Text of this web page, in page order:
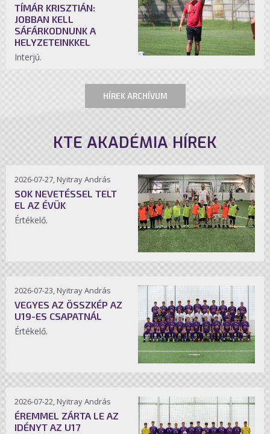
TÍMÁR KRISZTIÁN:
JOBBAN KELL
SÁFÁRKODNUNK A
HELYZETEINKKEL
Interjú.
HÍREK ARCHÍVUM
KTE AKADÉMIA HÍREK
2026-07-27, Nyitray András
SOK NEVETÉSSEL TELT
EL AZ ÉVÜK
Értékelő.
2026-07-23, Nyitray András
VEGYES AZ ÖSSZKÉP AZ
U19-ES CSAPATNÁL
Értékelő.
2026-07-22, Nyitray András
ÉREMMEL ZÁRTA LE AZ
IDÉNYT AZ U17